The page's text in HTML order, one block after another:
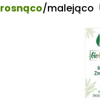
rosnąco/malejąco